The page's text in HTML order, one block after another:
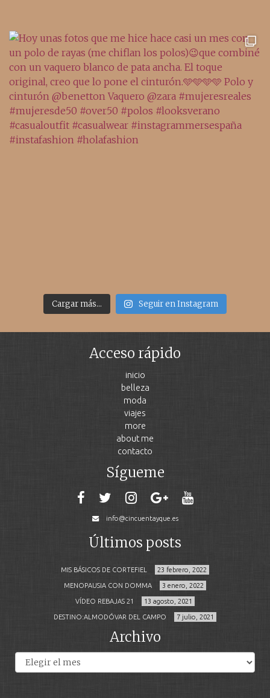
Cargar más... Seguir en Instagram
Acceso rápido
inicio
belleza
moda
viajes
more
about me
contacto
Sígueme
info@cincuentayque.es
Últimos posts
MIS BÁSICOS DE CORTEFIEL 23 febrero, 2022
MENOPAUSIA CON DOMMA 3 enero, 2022
VÍDEO REBAJAS 21 13 agosto, 2021
DESTINO:ALMODÓVAR DEL CAMPO 7 julio, 2021
Archivo